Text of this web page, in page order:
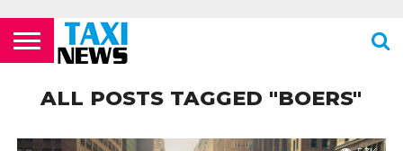
ACTUALITÉS
FORMATION
TAXIS
COMPAGNIES
AÉRIENNES /
CDG
FOURRIÈRES
PHARMACIES
24H/24 OU
STATIONS
DE TAXIS
TOILETTES
PUBLIQUES
LÉGALES
CONTACTER
CONFIDENTIALITÉ
ALL POSTS TAGGED "BOERS"